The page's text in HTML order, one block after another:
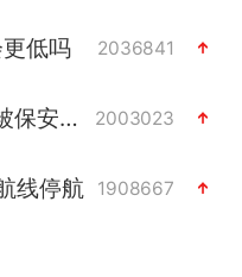
低吗 2036841
郑国霖回应去景区上班被保安拦下 2003023
线停航 1908667